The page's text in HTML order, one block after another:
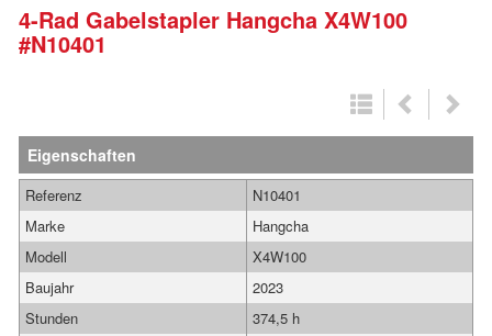
4-Rad Gabelstapler Hangcha X4W100
#N10401
Eigenschaften
Referenz
N10401
Marke
Hangcha
Modell
X4W100
Baujahr
2023
Stunden
374,5 h